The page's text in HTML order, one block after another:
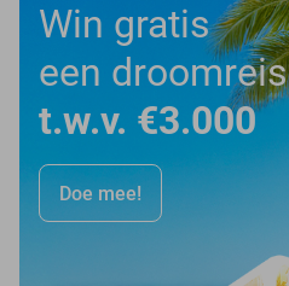
Win gratis
een droomreis
t.w.v. €3.000
Doe mee!